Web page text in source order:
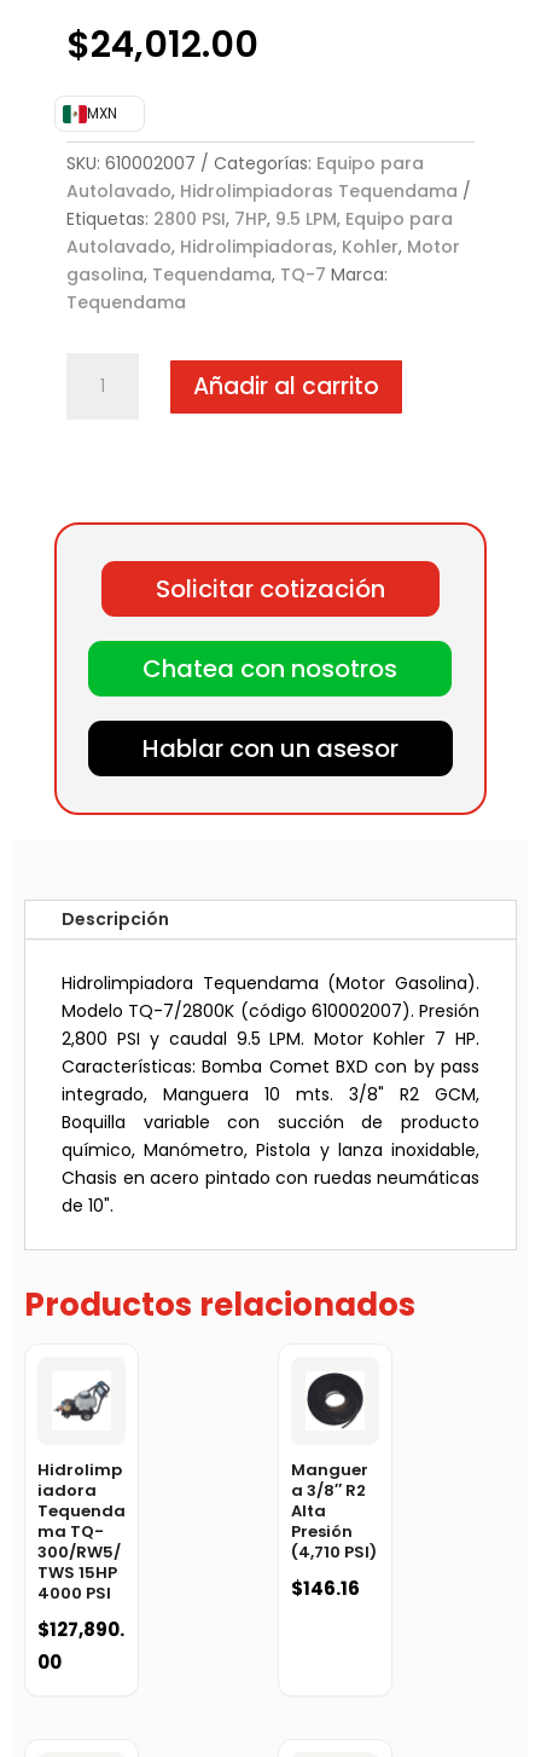
$24,012.00
MXN
SKU: 610002007 Categorías: Equipo para
Autolavado, Hidrolimpiadoras Tequendama
Etiquetas: 2800 PSI, 7HP, 9.5 LPM, Equipo para
Autolavado, Hidrolimpiadoras, Kohler, Motor
gasolina, Tequendama, TQ-7 Marca:
Tequendama
Hidrolimpiadora
Tequendama
2800
Añadir al carrito
Solicitar cotización
Chatea con nosotros
Hablar con un asesor
Descripción
Hidrolimpiadora Tequendama (Motor Gasolina).
Modelo TQ-7/2800K (código 610002007). Presión
2,800 PSI y caudal 9.5 LPM. Motor Kohler 7 HP.
Características: Bomba Comet BXD con by pass
integrado, Manguera 10 mts. 3/8" R2 GCM,
Boquilla variable con succión de producto
químico, Manómetro, Pistola y lanza inoxidable,
Chasis en acero pintado con ruedas neumáticas
de 10".
Productos relacionados
Hidrolimp
iadora
Tequenda
ma TQ-
300/RW5/
TWS 15HP
4000 PSI
$127,890.
00
Manguer
a 3/8″ R2
Alta
Presión
(4,710 PSI)
$146.16